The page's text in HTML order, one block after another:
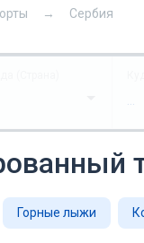
Сербия
...
Горные лыжи